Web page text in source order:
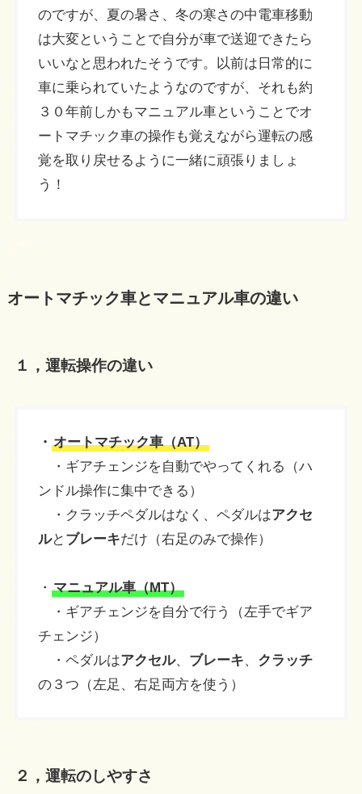
のですが、夏の暑さ、冬の寒さの中電車移動
は大変ということで自分が車で送迎できたら
いいなと思われたそうです。以前は日常的に
車に乗られていたようなのですが、それも約
３０年前しかもマニュアル車ということでオ
ートマチック車の操作も覚えながら運転の感
覚を取り戻せるように一緒に頑張りましょ
う！
オートマチック車とマニュアル車の違い
１，運転操作の違い
・オートマチック車（AT）
・ギアチェンジを自動でやってくれる（ハ
ンドル操作に集中できる）
・クラッチペダルはなく、ペダルはアクセ
ルと ブレーキだけ（右足のみで操作）
・マニュアル車（MT）
・ギアチェンジを自分で行う（左手でギア
チェンジ）
・ペダルはアクセル、 ブレーキ、 クラッチ
の３つ（左足、右足両方を使う）
２，運転のしやすさ